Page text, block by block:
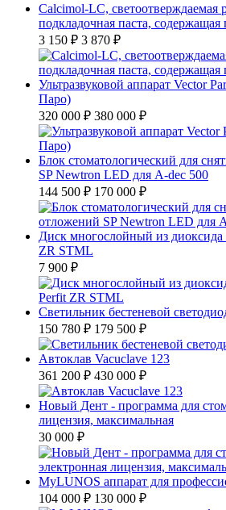
Calcimol-LC, светоотверждаемая
подкладочная паста, содержащая
3 150 ₽ 3 870 ₽
Ультразвуковой аппарат Vector
Паро)
320 000 ₽ 380 000 ₽
Блок стоматологический для
SP Newtron LED для A-dec 500
144 500 ₽ 170 000 ₽
Диск многослойный из диоксида
ZR STML
7 900 ₽
Светильник бестеневой
150 780 ₽ 179 500 ₽
Автоклав Vacuclave 123
361 200 ₽ 430 000 ₽
Новый Дент - программа для
лицензия, максимальная
30 000 ₽
MyLUNOS аппарат для
104 000 ₽ 130 000 ₽